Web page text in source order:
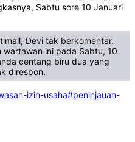
Sabtu sore 10 Januari
Devi tak berkomentar.
wartawan ini pada Sabtu, 10
centang biru dua yang
direspon.
izin-usaha#peninjauan-